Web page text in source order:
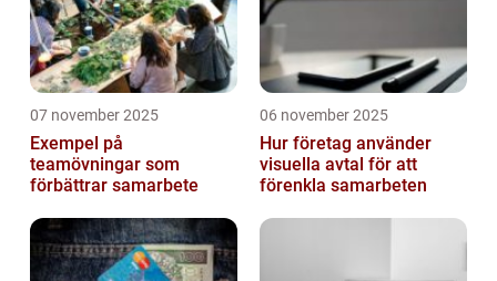
07 november 2025
Exempel på
teamövningar som
förbättrar samarbete
06 november 2025
Hur företag använder
visuella avtal för att
förenkla samarbeten